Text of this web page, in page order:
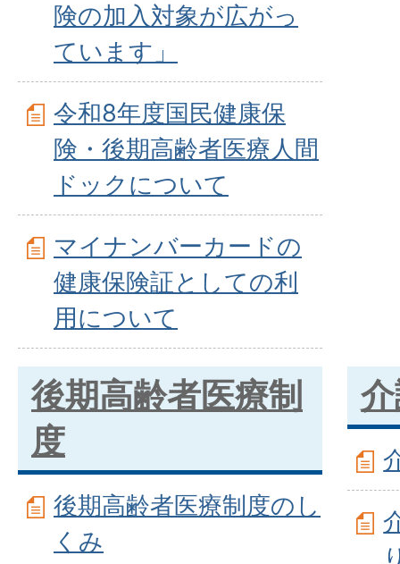
険の加入対象が広がっ
ています」
令和8年度国民健康保
険・後期高齢者医療人間
ドックについて
マイナンバーカードの
健康保険証としての利
用について
後期高齢者医療制
度
後期高齢者医療制度のし
くみ